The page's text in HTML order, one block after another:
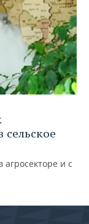
сельское
и с